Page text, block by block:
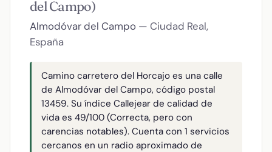
del Campo)
Almodóvar del Campo — Ciudad Real,
España
Camino carretero del Horcajo es una calle
de Almodóvar del Campo, código postal
13459. Su índice Callejear de calidad de
vida es 49/100 (Correcta, pero con
carencias notables). Cuenta con 1 servicios
cercanos en un radio aproximado de